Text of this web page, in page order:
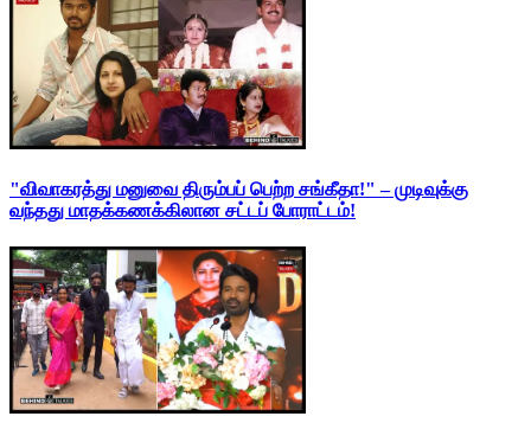
"விவாகரத்து மனுவை திரும்பப் பெற்ற சங்கீதா!" – முடிவுக்கு
வந்தது மாதக்கணக்கிலான சட்டப் போராட்டம்!